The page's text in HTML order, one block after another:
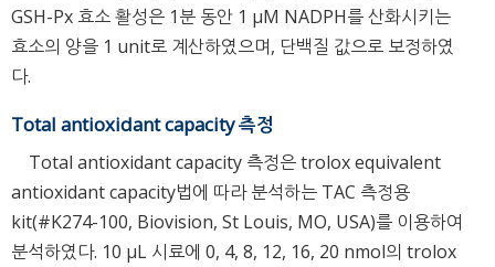
GSH-Px 효소 활성은 1분 동안 1 μM NADPH를 산화시키는
효소의 양을 1 unit로 계산하였으며, 단백질 값으로 보정하였
다.
Total antioxidant capacity 측정
Total antioxidant capacity 측정은 trolox equivalent
antioxidant capacity법에 따라 분석하는 TAC 측정용
kit(#K274-100, Biovision, St Louis, MO, USA)를 이용하여
분석하였다. 10 μL 시료에 0, 4, 8, 12, 16, 20 nmol의 trolox